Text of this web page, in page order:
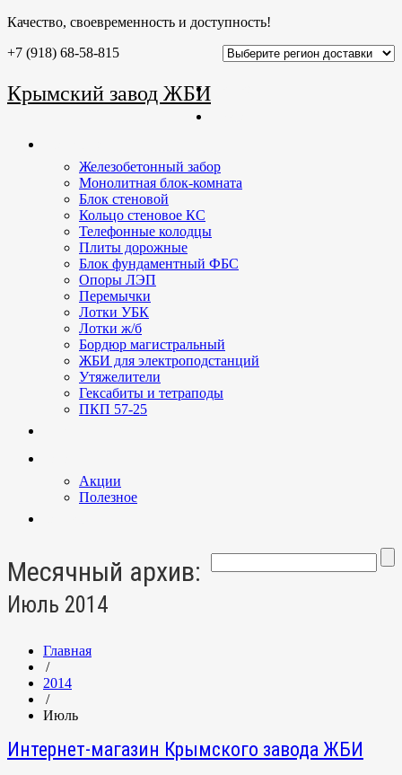
Качество, своевременность и доступность!
Крымский завод ЖБИ
+7 (918) 68-58-815
Железобетонный забор
Монолитная блок-комната
Блок стеновой
Кольцо стеновое КС
Телефонные колодцы
Плиты дорожные
Блок фундаментный ФБС
Опоры ЛЭП
Перемычки
Лотки УБК
Лотки ж/б
Бордюр магистральный
ЖБИ для электроподстанций
Утяжелители
Гексабиты и тетраподы
ПКП 57-25
Акции
Полезное
Месячный архив:
Июль 2014
Главная
/
2014
/
Июль
Интернет-магазин Крымского завода ЖБИ